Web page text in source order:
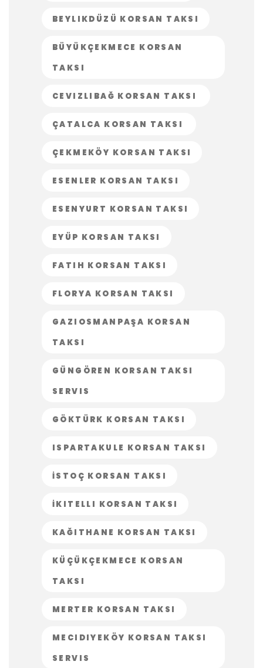
BEYLIKDÜZÜ KORSAN TAKSI
BÜYÜKÇEKMECE KORSAN
TAKSI
CEVIZLIBAĞ KORSAN TAKSI
ÇATALCA KORSAN TAKSI
ÇEKMEKÖY KORSAN TAKSI
ESENLER KORSAN TAKSI
ESENYURT KORSAN TAKSI
EYÜP KORSAN TAKSI
FATIH KORSAN TAKSI
FLORYA KORSAN TAKSI
GAZIOSMANPAŞA KORSAN
TAKSI
GÜNGÖREN KORSAN TAKSI
SERVIS
GÖKTÜRK KORSAN TAKSI
ISPARTAKULE KORSAN TAKSI
İSTOÇ KORSAN TAKSI
İKITELLI KORSAN TAKSI
KAĞITHANE KORSAN TAKSI
KÜÇÜKÇEKMECE KORSAN
TAKSI
MERTER KORSAN TAKSI
MECIDIYEKÖY KORSAN TAKSI
SERVIS